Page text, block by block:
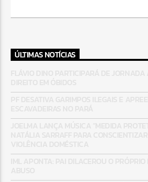
ÚLTIMAS NOTÍCIAS